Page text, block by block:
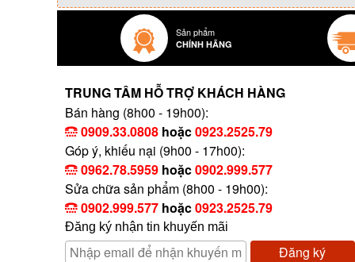
Sản phẩm
CHÍNH HÃNG
TRUNG TÂM HỖ TRỢ KHÁCH HÀNG
Bán hàng (8h00 - 19h00):
0909.33.0808 hoặc0923.2525.79
Góp ý, khiếu nại (9h00 - 17h00):
0962.78.5959 hoặc0902.999.577
Sửa chữa sản phẩm (8h00 - 19h00):
0902.999.577 hoặc0923.2525.79
Đăng ký nhận tin khuyến mãi
Đăng ký